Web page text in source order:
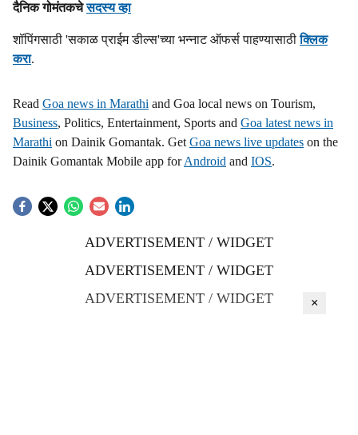
दैनिक गोमंतकचेसदस्य व्हा
शॉपिंगसाठी 'सकाळ प्राईम डील्स'च्या भन्नाट ऑफर्स पाहण्यासाठीक्लिक
करा.
Read Goa news in Marathi and Goa local news on Tourism,
Business, Politics, Entertainment, Sports and Goa latest news in
Marathi on Dainik Gomantak. Get Goa news live updates on the
Dainik Gomantak Mobile app forAndroid and IOS.
ADVERTISEMENT / WIDGET
ADVERTISEMENT / WIDGET
ADVERTISEMENT / WIDGET
×